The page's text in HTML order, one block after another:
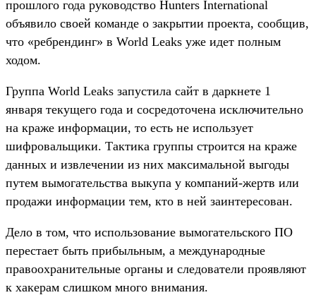
прошлого года руководство Hunters International
объявило своей команде о закрытии проекта, сообщив,
что «ребрендинг» в World Leaks уже идет полным
ходом.
Группа World Leaks запустила сайт в даркнете 1
января текущего года и сосредоточена исключительно
на краже информации, то есть не использует
шифровальщики. Тактика группы строится на краже
данных и извлечении из них максимальной выгоды
путем вымогательства выкупа у компаний-жертв или
продажи информации тем, кто в ней заинтересован.
Дело в том, что использование вымогательского ПО
перестает быть прибыльным, а международные
правоохранительные органы и следователи проявляют
к хакерам слишком много внимания.